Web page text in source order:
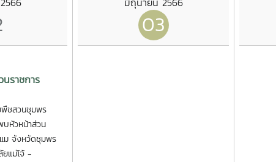
นราชการ
ชสวนชุมพร
บหัวหน้าส่วน
ม จังหวัดชุมพร
แม่โจ้ -
03